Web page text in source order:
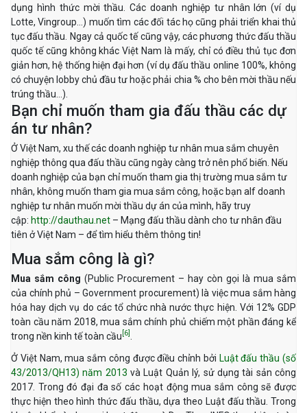
dụng hình thức mời thầu. Các doanh nghiệp tư nhân lớn (ví dụ
Lotte, Vingroup…) muốn tìm các đối tác họ cũng phải triển khai thủ
tục đấu thầu. Ngay cả quốc tế cũng vậy, các phương thức đấu thầu
quốc tế cũng không khác Việt Nam là mấy, chỉ có điều thủ tục đơn
giản hơn, hệ thống hiện đại hơn (ví dụ đấu thầu online 100%, không
có chuyện lobby chủ đầu tư hoặc phải chia % cho bên mời thầu nếu
trúng thầu…).
Bạn chỉ muốn tham gia đấu thầu các dự
án tư nhân?
Ở Việt Nam, xu thế các doanh nghiệp tư nhân mua sắm chuyên
nghiệp thông qua đấu thầu cũng ngày càng trở nên phổ biến. Nếu
doanh nghiệp của bạn chỉ muốn tham gia thị trường mua sắm tư
nhân, không muốn tham gia mua sắm công, hoặc bạn alf doanh
nghiệp tư nhân muốn mời thầu dự án của mình, hãy truy
cập: http://dauthau.net – Mạng đấu thầu dành cho tư nhân đầu
tiên ở Việt Nam – để tìm hiểu thêm thông tin!
Mua sắm công là gì?
Mua sắm công (Public Procurement – hay còn gọi là mua sắm
của chính phủ – Government procurement) là việc mua sắm hàng
hóa hay dịch vụ do các tổ chức nhà nước thực hiện. Với 12% GDP
toàn cầu năm 2018, mua sắm chính phủ chiếm một phần đáng kể
trong nền kinh tế toàn cầu [6]
Ở Việt Nam, mua sắm công được điều chỉnh bởi Luật đấu thầu (số
43/2013/QH13) năm 2013 và Luật Quản lý, sử dụng tài sản công
2017. Trong đó đại đa số các hoạt động mua sắm công sẽ được
thực hiện theo hình thức đấu thầu, dựa theo Luật đấu thầu. Trong